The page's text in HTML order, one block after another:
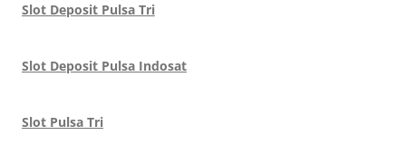
Slot Deposit Pulsa Tri
Slot Deposit Pulsa Indosat
Slot Pulsa Tri